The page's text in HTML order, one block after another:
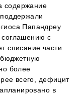
содержание
Папандреу
с
списание части
бюджетную
более
всего, дефицит
в